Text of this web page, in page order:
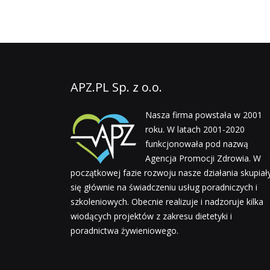
APZ.PL Sp. z o.o.
Nasza firma powstała w 2001
roku. W latach 2001-2020
funkcjonowała pod nazwą
Agencja Promocji Zdrowia. W
początkowej fazie rozwoju nasze działania
się głównie na świadczeniu usług poradniczych i
szkoleniowych. Obecnie realizuje i nadzoruje kilka
wiodących projektów z zakresu dietetyki i
poradnictwa żywieniowego.